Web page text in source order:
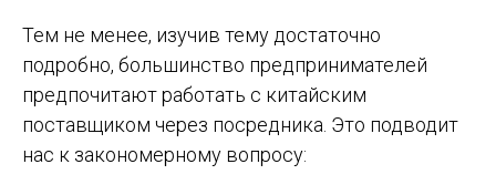
Тем не менее, изучив тему достаточно
подробно, большинство предпринимателей
предпочитают работать с китайским
поставщиком через посредника. Это подводит
нас к закономерному вопросу: